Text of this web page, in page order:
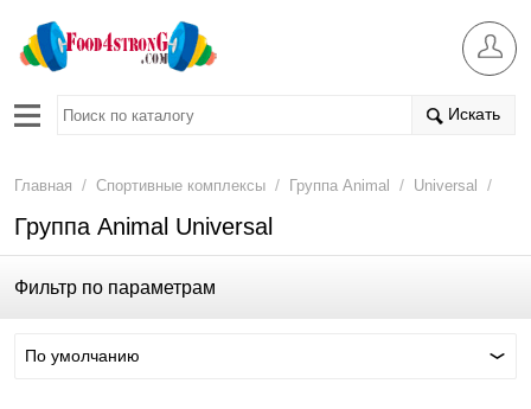
Искать
Главная / Спортивные комплексы / Группа Animal / Universal /
Группа Animal Universal
Фильтр по параметрам
По умолчанию